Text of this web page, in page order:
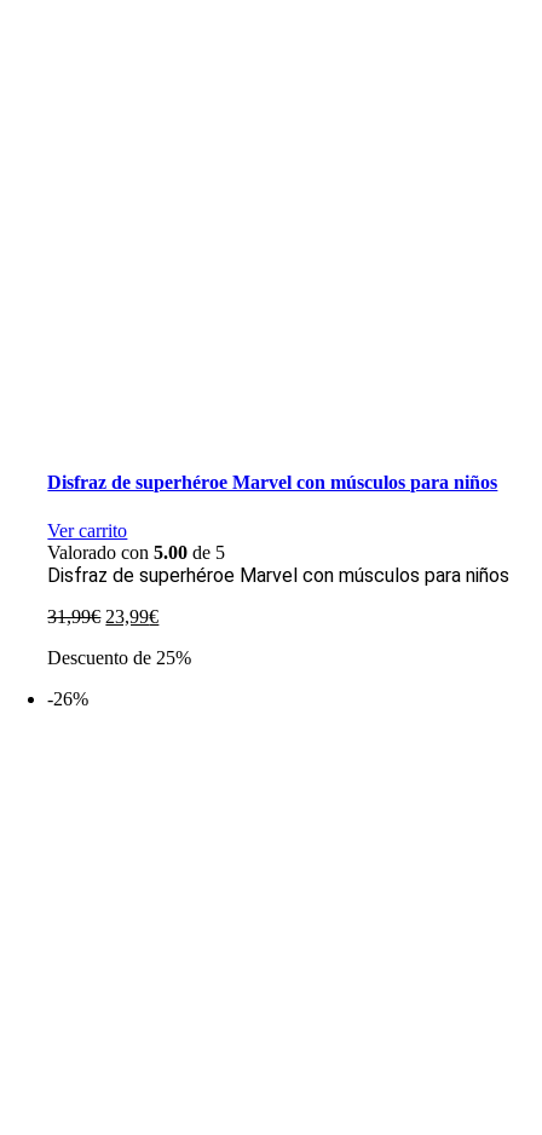
Disfraz de superhéroe Marvel con músculos para niños
Ver carrito
Valorado con5.00 de 5
Disfraz de superhéroe Marvel con músculos para niños
31,99€ El
original
23,99€El
actual
Descuento de 25%
-26%